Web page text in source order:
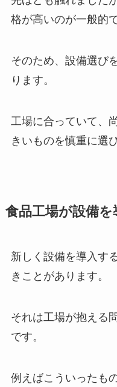
格が高いのが一般的で
そのため、設備選び
ります。
工場に合っていて、
きいものを慎重に選
食品工場が設備
新しく設備を導入す
きことがあります。
それは工場が抱える
です。
例えばこういったも